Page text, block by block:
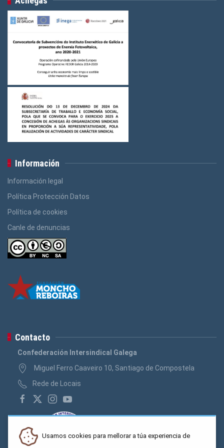
Logos Indústria (3)
Logos FGAMT
Logos Ensino (3)
Logos Construcción e Madeira
Logos Banca, Aforro (3)
Logos Administración Pública
Información
Información legal
Política Protección Datos
Política de cookies
Canle de denuncias
Contacto
Confederación Intersindical Galega
Miguel Ferro Caaveiro 10, Santiago de Compostela
Rede de Locais
Usamos cookies para mellorar a túa experiencia de